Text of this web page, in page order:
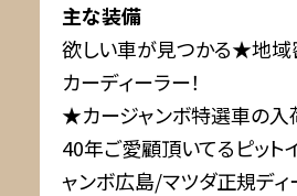
主な装備
欲しい車が見つかる★地域
カーディーラー！
★カージャンボ特選車の入
40年ご愛顧頂いてるピット
ャンボ広島/マツダ正規ディ